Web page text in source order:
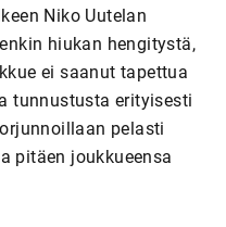
Niko Uutelan
hiukan hengitystä,
ei saanut tapettua
tunnustusta erityisesti
pelasti
pitäen joukkueensa